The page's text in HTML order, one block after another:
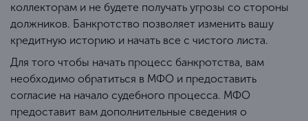
коллекторам и не будете получать угрозы со стороны
должников. Банкротство позволяет изменить вашу
кредитную историю и начать все с чистого листа.
Для того чтобы начать процесс банкротства, вам
необходимо обратиться в МФО и предоставить
согласие на начало судебного процесса. МФО
предоставит вам дополнительные сведения о